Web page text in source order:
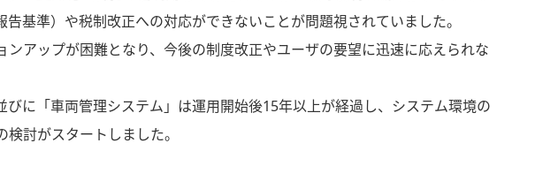
基準）や税制改正への対応ができないことが問題視されていました。
アップが困難となり、今後の制度改正やユーザの要望に迅速に応えられな
に「車両管理システム」は運用開始後15年以上が経過し、システム環境の
討がスタートしました。